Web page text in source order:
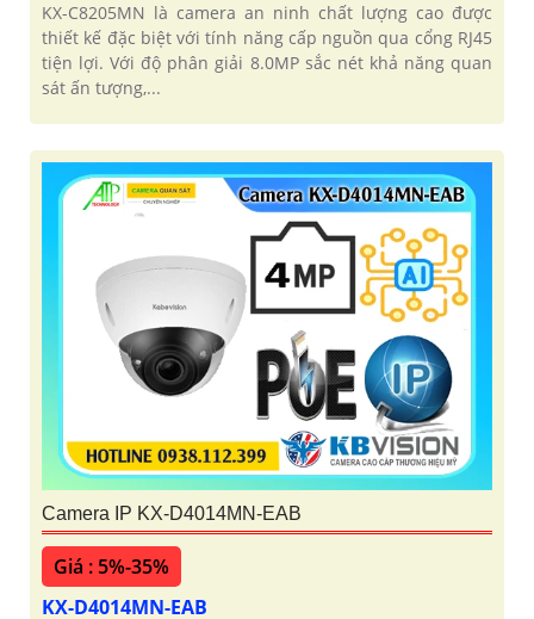
KX-C8205MN là camera an ninh chất lượng cao được
thiết kế đặc biệt với tính năng cấp nguồn qua cổng RJ45
tiện lợi. Với độ phân giải 8.0MP sắc nét khả năng quan
sát ấn tượng,...
Camera IP KX-D4014MN-EAB
Giá : 5%-35%
KX-D4014MN-EAB